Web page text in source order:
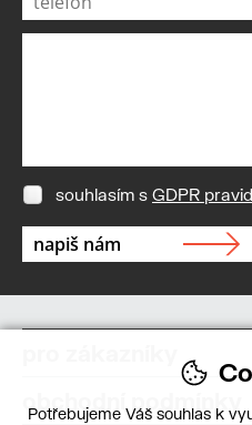
souhlasím s GDPR
obchodní podmínky
Potřebujeme Váš souhlas k